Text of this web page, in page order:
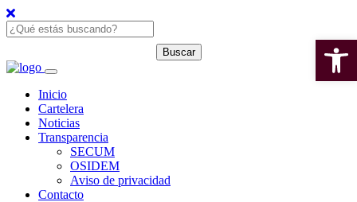
Inicio
Cartelera
Noticias
Transparencia
SECUM
OSIDEM
Aviso de privacidad
Contacto